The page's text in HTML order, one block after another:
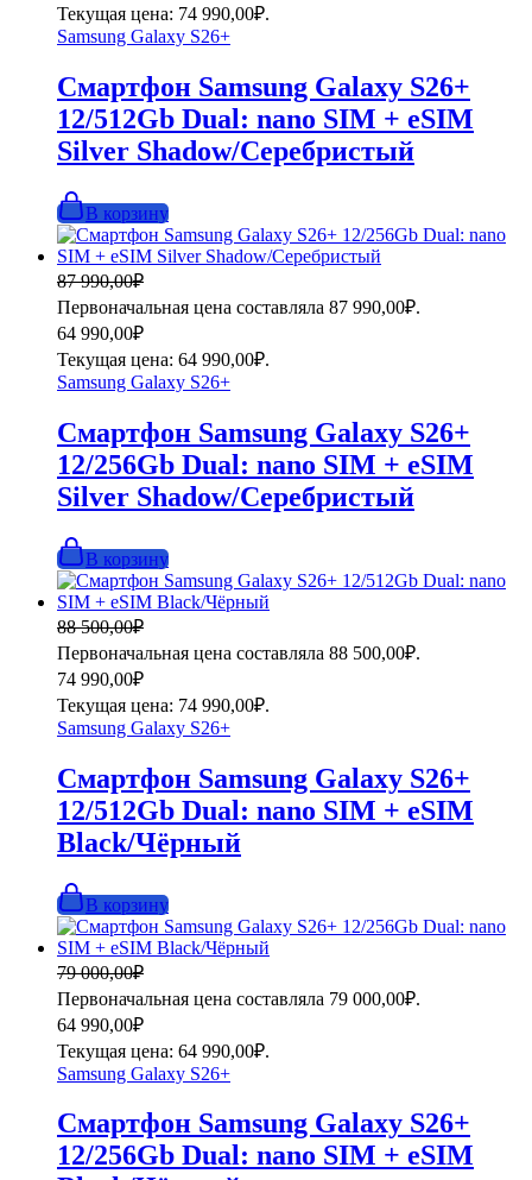
Текущая цена: 74 990,00₽.
Samsung Galaxy S26+
Смартфон Samsung Galaxy S26+
12/512Gb Dual: nano SIM + eSIM
Silver Shadow/Серебристый
В корзину
87 990,00₽
Первоначальная цена составляла 87 990,00₽.
64 990,00₽
Текущая цена: 64 990,00₽.
Samsung Galaxy S26+
Смартфон Samsung Galaxy S26+
12/256Gb Dual: nano SIM + eSIM
Silver Shadow/Серебристый
В корзину
88 500,00₽
Первоначальная цена составляла 88 500,00₽.
74 990,00₽
Текущая цена: 74 990,00₽.
Samsung Galaxy S26+
Смартфон Samsung Galaxy S26+
12/512Gb Dual: nano SIM + eSIM
Black/Чёрный
В корзину
79 000,00₽
Первоначальная цена составляла 79 000,00₽.
64 990,00₽
Текущая цена: 64 990,00₽.
Samsung Galaxy S26+
Смартфон Samsung Galaxy S26+
12/256Gb Dual: nano SIM + eSIM